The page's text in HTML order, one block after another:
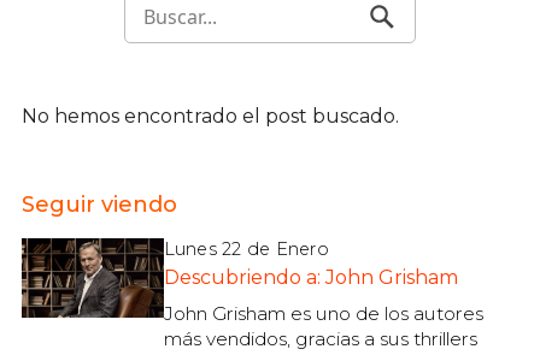
No hemos encontrado el post buscado.
Seguir viendo
Lunes 22 de Enero
Descubriendo a: John Grisham
John Grisham es uno de los autores
más vendidos, gracias a sus thrillers